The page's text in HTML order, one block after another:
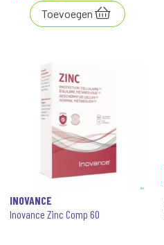
Toevoegen
INOVANCE
Inovance Zinc Comp 60